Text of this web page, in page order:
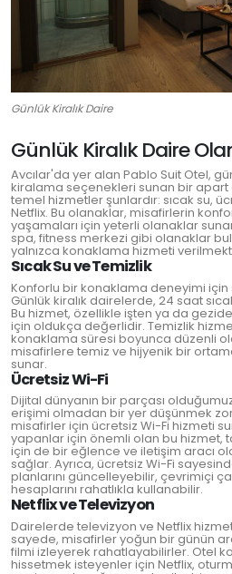
Günlük Kiralık Daire
Günlük Kiralık Daire
Avcılar'da yer alan Pablo Suit Otel,
kiralama seçenekleri sunan bir apart
temel hizmetler şunlardır: sıcak su,
Netflix. Bu olanaklar, misafirlerin
yaşamaları için yeterli olanaklar
spa, fitness merkezi gibi olanaklar
yalnızca konaklama hizmeti
Sıcak Su ve Temizlik
Konforlu bir konaklama deneyimi için
Günlük kiralık dairelerde, 24 saat
Bu hizmet, özellikle işten ya da
için oldukça değerlidir. Temizlik
konaklama süresi boyunca düzenli
misafirlere temiz ve hijyenik bir
sunar.
Ücretsiz Wi-Fi
Dijital dünyanın bir parçası
erişimi olmadan bir yer düşünmek
misafirler için ücretsiz Wi-Fi hizmeti
yapanlar için önemli olan bu hizmet,
için de bir eğlence ve iletişim aracı
sağlar. Ayrıca, ücretsiz Wi-Fi
planlarını güncelleyebilir, çevrimiçi
hesaplarını rahatlıkla kullanabilir.
Netflix ve Televizyon
Dairelerde televizyon ve Netflix
sayede, misafirler yoğun bir günün
filmi izleyerek rahatlayabilirler. Otel
hissetmek isteyenler için Netflix,